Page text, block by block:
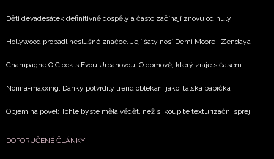
Děti devadesátek definitivně dospěly a často začínají znovu od nuly
Hollywood propadl neslušné značce. Její šaty nosí Demi Moore i Zendaya
Champagne O'Clock s Evou Urbanovou: O domově, který zraje s časem
Nonna-maxxing: Dánky potvrdily trend oblékání jako italská babička
Objem na povel: Tohle byste měla vědět, než si koupíte texturizační sprej!
DOPORUČENÉ ČLÁNKY